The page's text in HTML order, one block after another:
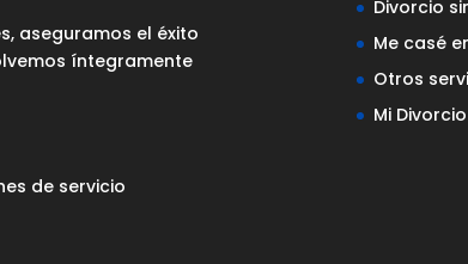
aseguramos el éxito
íntegramente
de servicio
Divorcio
Me casé
Otros
Mi